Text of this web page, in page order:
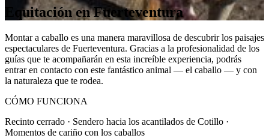
Equitación en Fuerteventura
Montar a caballo es una manera maravillosa de descubrir los paisajes
espectaculares de Fuerteventura. Gracias a la profesionalidad de los
guías que te acompañarán en esta increíble experiencia, podrás
entrar en contacto con este fantástico animal — el caballo — y con
la naturaleza que te rodea.
CÓMO FUNCIONA
Recinto cerrado · Sendero hacia los acantilados de Cotillo ·
Momentos de cariño con los caballos